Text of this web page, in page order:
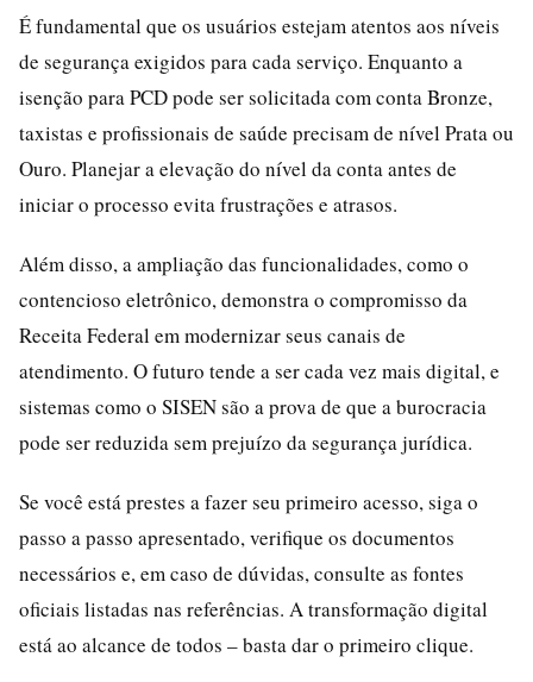
É fundamental que os usuários estejam atentos aos níveis
de segurança exigidos para cada serviço. Enquanto a
isenção para PCD pode ser solicitada com conta Bronze,
taxistas e profissionais de saúde precisam de nível Prata ou
Ouro. Planejar a elevação do nível da conta antes de
iniciar o processo evita frustrações e atrasos.
Além disso, a ampliação das funcionalidades, como o
contencioso eletrônico, demonstra o compromisso da
Receita Federal em modernizar seus canais de
atendimento. O futuro tende a ser cada vez mais digital, e
sistemas como o SISEN são a prova de que a burocracia
pode ser reduzida sem prejuízo da segurança jurídica.
Se você está prestes a fazer seu primeiro acesso, siga o
passo a passo apresentado, verifique os documentos
necessários e, em caso de dúvidas, consulte as fontes
oficiais listadas nas referências. A transformação digital
está ao alcance de todos – basta dar o primeiro clique.